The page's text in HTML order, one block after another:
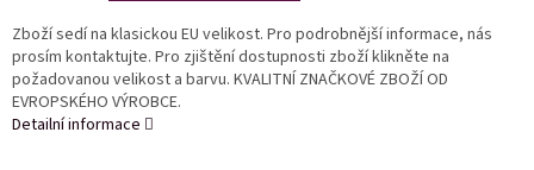
Zboží sedí na klasickou EU velikost. Pro podrobnější informace, nás
prosím kontaktujte. Pro zjištění dostupnosti zboží klikněte na
požadovanou velikost a barvu. KVALITNÍ ZNAČKOVÉ ZBOŽÍ OD
EVROPSKÉHO VÝROBCE.
Detailní informace